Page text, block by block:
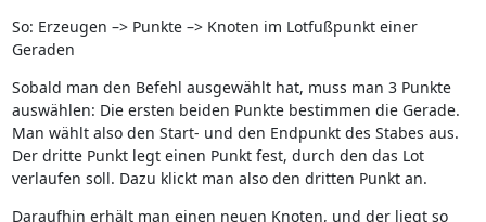
So: Erzeugen –> Punkte –> Knoten im Lotfußpunkt einer
Geraden
Sobald man den Befehl ausgewählt hat, muss man 3 Punkte
auswählen: Die ersten beiden Punkte bestimmen die Gerade.
Man wählt also den Start- und den Endpunkt des Stabes aus.
Der dritte Punkt legt einen Punkt fest, durch den das Lot
verlaufen soll. Dazu klickt man also den dritten Punkt an.
Daraufhin erhält man einen neuen Knoten, und der liegt so